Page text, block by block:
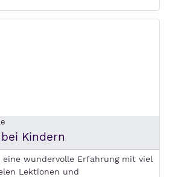
Kindern
wundervolle Erfahrung mit viel
Lektionen und